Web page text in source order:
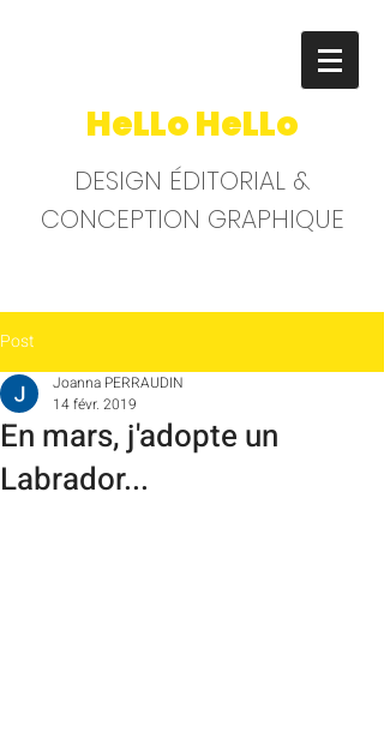
HeLLo HeLLo
DESIGN ÉDITORIAL &
CONCEPTION GRAPHIQUE
Post
En mars, j'adopte un
Labrador...
Joanna PERRAUDIN
14 févr. 2019